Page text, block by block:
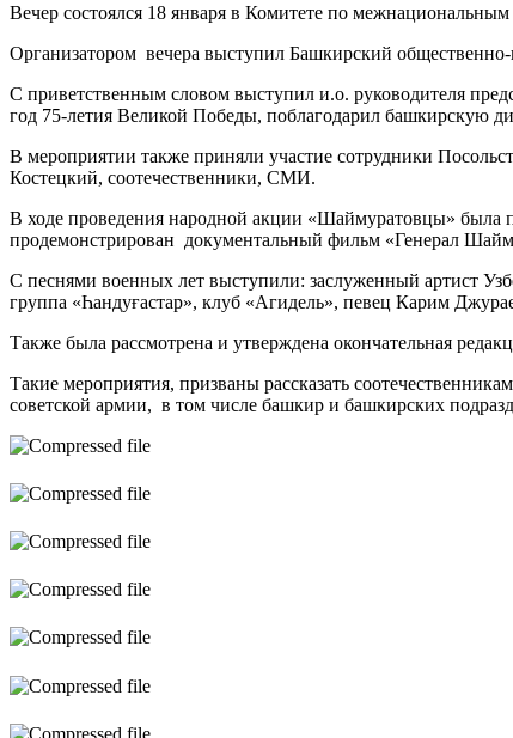
Вечер состоялся 18 января в Комитете по
Организатором вечера выступил Башкирский
С приветственным словом выступил и.о. руководителя
год 75-летия Великой Победы, поблагодарил башкирскую
В мероприятии также приняли участие сотрудники
Костецкий, соотечественники, СМИ.
В ходе проведения народной акции «Шаймуратовцы» была
продемонстрирован документальный фильм «Генерал
С песнями военных лет выступили: заслуженный артист
группа «Һандуғастар», клуб «Агидель», певец Карим
Также была рассмотрена и утверждена окончательная
Такие мероприятия, призваны рассказать
советской армии, в том числе башкир и башкирских